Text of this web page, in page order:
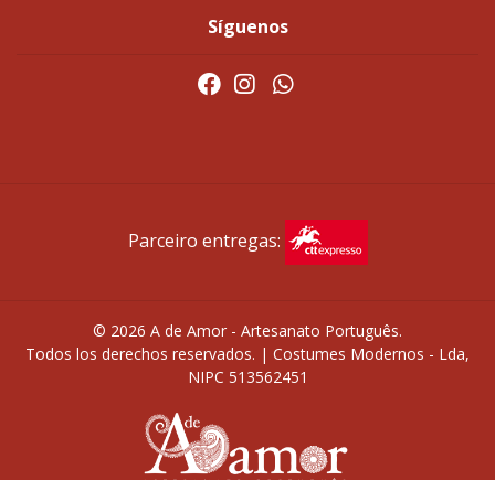
Síguenos
Parceiro entregas:
© 2026 A de Amor - Artesanato Português.
Todos los derechos reservados. | Costumes Modernos - Lda,
NIPC 513562451